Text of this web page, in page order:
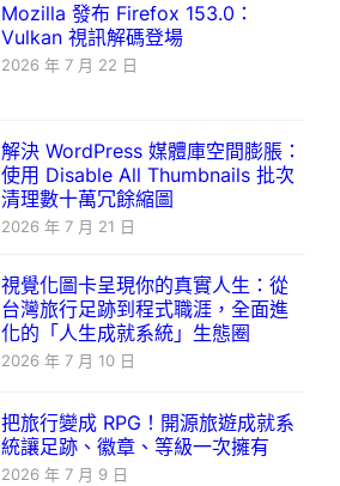
Mozilla 發布 Firefox 153.0：
Vulkan 視訊解碼登場
2026 年 7 月 22 日
解決 WordPress 媒體庫空間膨脹：
使用 Disable All Thumbnails 批次
清理數十萬冗餘縮圖
2026 年 7 月 21 日
視覺化圖卡呈現你的真實人生：從
台灣旅行足跡到程式職涯，全面進
化的「人生成就系統」生態圈
2026 年 7 月 10 日
把旅行變成 RPG！開源旅遊成就系
統讓足跡、徽章、等級一次擁有
2026 年 7 月 9 日